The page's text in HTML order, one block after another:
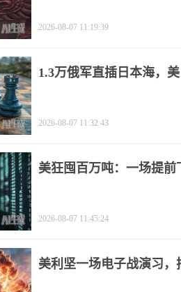
2026-08-07 11:19:39
1.3万俄军直插日本海，
2026-08-07 11:32:43
美狂囤百万吨：一场提前
2026-08-07 11:45:24
美利坚一场电子战演习，